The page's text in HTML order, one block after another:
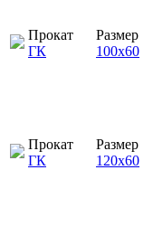
Прокат
ГК
Размер
100х60
Прокат
ГК
Размер
120х60